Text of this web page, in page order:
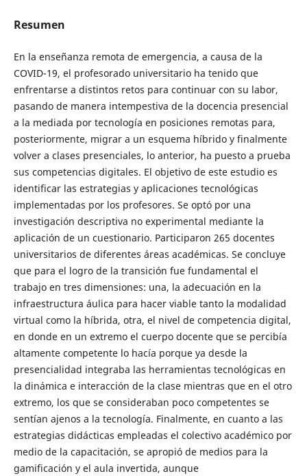
Resumen
En la enseñanza remota de emergencia, a causa de la
COVID-19, el profesorado universitario ha tenido que
enfrentarse a distintos retos para continuar con su labor,
pasando de manera intempestiva de la docencia presencial
a la mediada por tecnología en posiciones remotas para,
posteriormente, migrar a un esquema híbrido y finalmente
volver a clases presenciales, lo anterior, ha puesto a prueba
sus competencias digitales. El objetivo de este estudio es
identificar las estrategias y aplicaciones tecnológicas
implementadas por los profesores. Se optó por una
investigación descriptiva no experimental mediante la
aplicación de un cuestionario. Participaron 265 docentes
universitarios de diferentes áreas académicas. Se concluye
que para el logro de la transición fue fundamental el
trabajo en tres dimensiones: una, la adecuación en la
infraestructura áulica para hacer viable tanto la modalidad
virtual como la híbrida, otra, el nivel de competencia digital,
en donde en un extremo el cuerpo docente que se percibía
altamente competente lo hacía porque ya desde la
presencialidad integraba las herramientas tecnológicas en
la dinámica e interacción de la clase mientras que en el otro
extremo, los que se consideraban poco competentes se
sentían ajenos a la tecnología. Finalmente, en cuanto a las
estrategias didácticas empleadas el colectivo académico por
medio de la capacitación, se apropió de medios para la
gamificación y el aula invertida, aunque